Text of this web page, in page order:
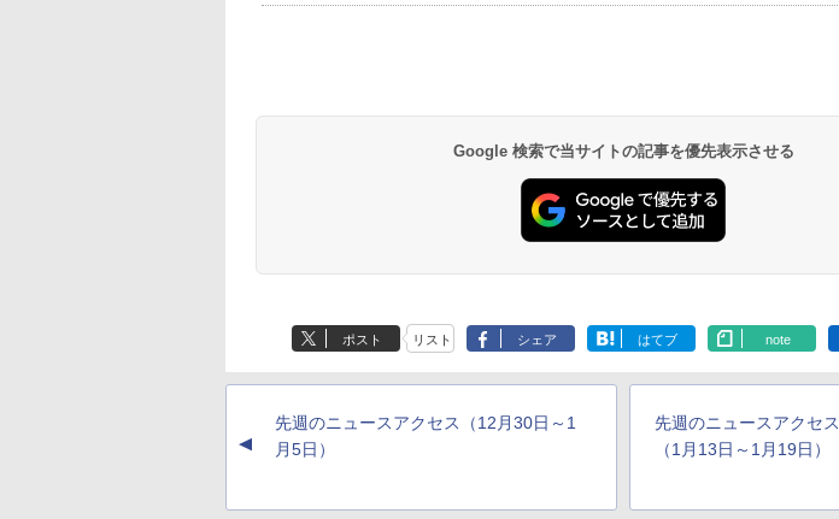
Google 検索で当サイトの記事を優先表示させる
ポスト リスト シェア はてブ note
▲
先週のニュースアクセス（12月30日～1
月5日）
先週のニュースアクセス
（1月13日～1月19日）